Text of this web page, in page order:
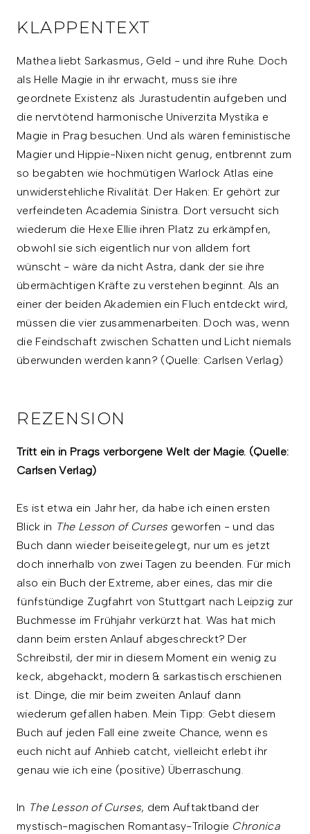
KLAPPENTEXT
Mathea liebt Sarkasmus, Geld - und ihre Ruhe. Doch
als Helle Magie in ihr erwacht, muss sie ihre
geordnete Existenz als Jurastudentin aufgeben und
die nervtötend harmonische Univerzita Mystika e
Magie in Prag besuchen. Und als wären feministische
Magier und Hippie-Nixen nicht genug, entbrennt zum
so begabten wie hochmütigen Warlock Atlas eine
unwiderstehliche Rivalität. Der Haken: Er gehört zur
verfeindeten Academia Sinistra. Dort versucht sich
wiederum die Hexe Ellie ihren Platz zu erkämpfen,
obwohl sie sich eigentlich nur von alldem fort
wünscht - wäre da nicht Astra, dank der sie ihre
übermächtigen Kräfte zu verstehen beginnt. Als an
einer der beiden Akademien ein Fluch entdeckt wird,
müssen die vier zusammenarbeiten. Doch was, wenn
die Feindschaft zwischen Schatten und Licht niemals
überwunden werden kann? (Quelle: Carlsen Verlag)
REZENSION
Tritt ein in Prags verborgene Welt der Magie. (Quelle:
Carlsen Verlag)
Es ist etwa ein Jahr her, da habe ich einen ersten
Blick in The Lesson of Curses geworfen - und das
Buch dann wieder beiseitegelegt, nur um es jetzt
doch innerhalb von zwei Tagen zu beenden. Für mich
also ein Buch der Extreme, aber eines, das mir die
fünfstündige Zugfahrt von Stuttgart nach Leipzig zur
Buchmesse im Frühjahr verkürzt hat. Was hat mich
dann beim ersten Anlauf abgeschreckt? Der
Schreibstil, der mir in diesem Moment ein wenig zu
keck, abgehackt, modern & sarkastisch erschienen
ist. Dinge, die mir beim zweiten Anlauf dann
wiederum gefallen haben. Mein Tipp: Gebt diesem
Buch auf jeden Fall eine zweite Chance, wenn es
euch nicht auf Anhieb catcht, vielleicht erlebt ihr
genau wie ich eine (positive) Überraschung.
In The Lesson of Curses, dem Auftaktband der
mystisch-magischen Romantasy-Trilogie Chronica